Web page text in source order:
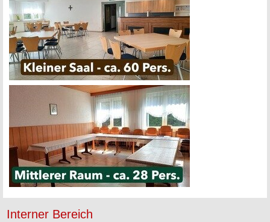
Interner Bereich